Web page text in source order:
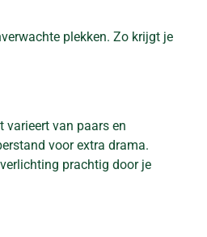
plekken. Zo krijgt je
varieert van paars en
voor extra drama.
prachtig door je